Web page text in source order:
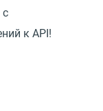
с
к API!